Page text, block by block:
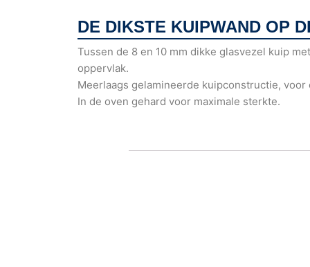
DE DIKSTE KUIPWAND OP
Tussen de 8 en 10 mm dikke glasvezel kuip
oppervlak.
Meerlaags gelamineerde kuipconstructie,
In de oven gehard voor maximale sterkte.